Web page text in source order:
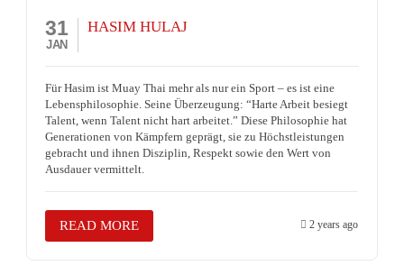
31
JAN
HASIM HULAJ
Für Hasim ist Muay Thai mehr als nur ein Sport – es ist eine
Lebensphilosophie. Seine Überzeugung: “Harte Arbeit besiegt
Talent, wenn Talent nicht hart arbeitet.” Diese Philosophie hat
Generationen von Kämpfern geprägt, sie zu Höchstleistungen
gebracht und ihnen Disziplin, Respekt sowie den Wert von
Ausdauer vermittelt.
READ MORE 2 years ago